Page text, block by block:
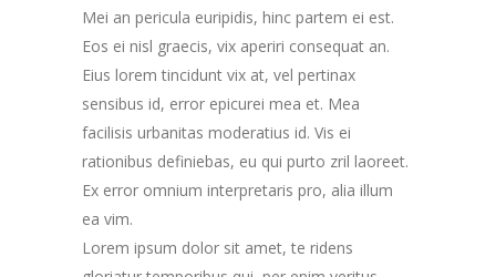
Mei an pericula euripidis, hinc partem ei est.
Eos ei nisl graecis, vix aperiri consequat an.
Eius lorem tincidunt vix at, vel pertinax
sensibus id, error epicurei mea et. Mea
facilisis urbanitas moderatius id. Vis ei
rationibus definiebas, eu qui purto zril laoreet.
Ex error omnium interpretaris pro, alia illum
ea vim.
Lorem ipsum dolor sit amet, te ridens